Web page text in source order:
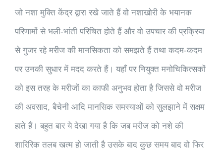
जो नशा मुक्ति केंद्र द्वारा रखे जाते हैं वो नशाखोरी के भयानक
परिणामों से भली-भांती परिचित होते हैं और वो उपचार की प्रक्रिया
से गुजर रहे मरीज की मानसिकता को समझते हैं तथा कदम-कदम
पर उनकी सुधार में मदद करते हैं। यहाँ पर नियुक्त मनोचिकित्सकों
को इस तरह के मरीजों का काफी अनुभव होता है जिससे वो मरीज
की अवसाद, बैचेनी आदि मानसिक समस्याओं को सुलझाने में सक्षम
हाते हैं। बहुत बार ये देखा गया है कि जब मरीज को नशे की
शारिरिक तलब खत्म हो जाती है उसके बाद कुछ समय बाद वो फिर